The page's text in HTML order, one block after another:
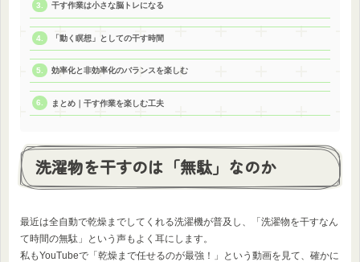
干す作業は小さな脳トレになる
「動く瞑想」としての干す時間
効率化と非効率化のバランスを楽しむ
まとめ｜干す作業を楽しむ工夫
洗濯物を干すのは「無駄」なのか
最近は全自動で乾燥までしてくれる洗濯機が普及し、「洗濯物を干すなん
て時間の無駄」という声もよく耳にします。
私もYouTubeで「乾燥まで任せるのが最強！」という動画を見て、確かに